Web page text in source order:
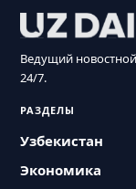
Ведущий
24/7.
РАЗДЕЛЫ
Узбекистан
Экономика